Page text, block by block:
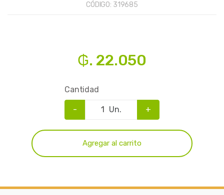
CÓDIGO: 319685
₲. 22.050
Cantidad
- Un. +
Agregar al carrito